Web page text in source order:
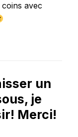
coins avec
un
je
Merci!